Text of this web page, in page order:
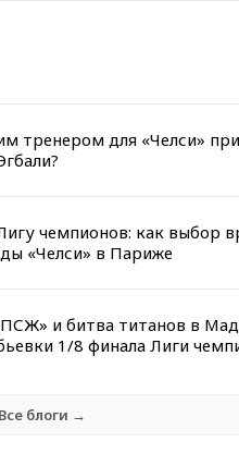
тренером для «Челси»
чемпионов: как выбор
«Челси» в Париже
и битва титанов в
1/8 финала Лиги
Все блоги →